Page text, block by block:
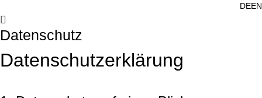
DEEN
Datenschutz
Datenschutz­erklärung